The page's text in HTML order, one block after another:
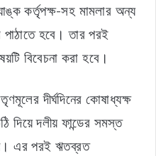
কর্তৃপক্ষ-সহ মামলার অন্য
হবে। তার পরই
বিবেচনা করা হবে।
দীর্ঘদিনের কোষাধ্যক্ষ
দিয়ে দলীয় ফান্ডের সমস্ত
এর পরই ঋতব্রত